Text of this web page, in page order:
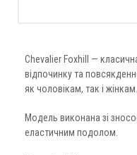
Chevalier Foxhill —
відпочинку та
як чоловікам, так і жінкам.
Модель виконана зі
еластичним подолом.